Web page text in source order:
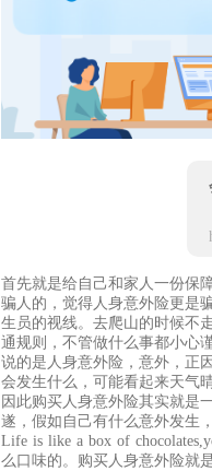
首先就是给自己和家人一份保
骗人的，觉得人身意外险更是
生员的视线。去爬山的时候不
通规则，不管做什么事都小心
说的是人身意外险，意外，正
会发生什么，可能看起来天气
因此购买人身意外险其实就是
遂，假如自己有什么意外发生
Life is like a box of
么口味的。购买人身意外险就